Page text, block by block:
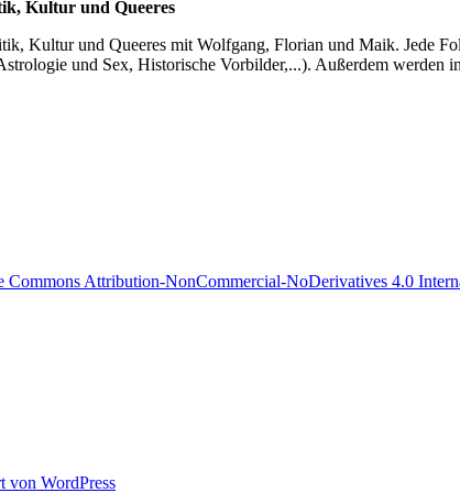
Kultur und Queeres
Kultur und Queeres mit Wolfgang, Florian und Maik. Jede
und Sex, Historische Vorbilder,...). Außerdem
Commons Attribution-NonCommercial-NoDerivatives 4.0
von WordPress